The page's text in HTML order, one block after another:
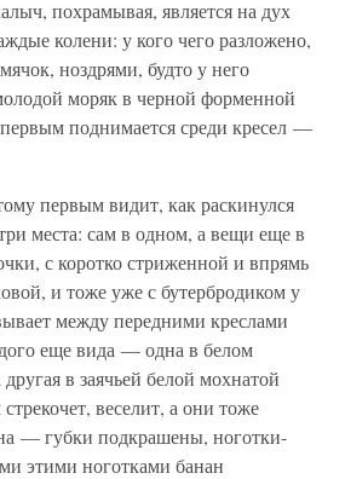
похрамывая, является на дух
колени: у кого чего разложено,
ноздрями, будто у него
моряк в черной форменной
поднимается среди кресел —
первым видит, как раскинулся
места: сам в одном, а вещи еще в
с коротко стриженной и впрямь
и тоже уже с бутербродиком у
между передними креслами
еще вида — одна в белом
в заячьей белой мохнатой
веселит, а они тоже
— губки подкрашены, ноготки-
этими ноготками банан